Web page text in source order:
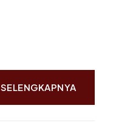
SELENGKAPNYA